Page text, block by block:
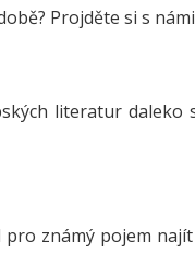
Projděte si s
literatur
pro známý pojem